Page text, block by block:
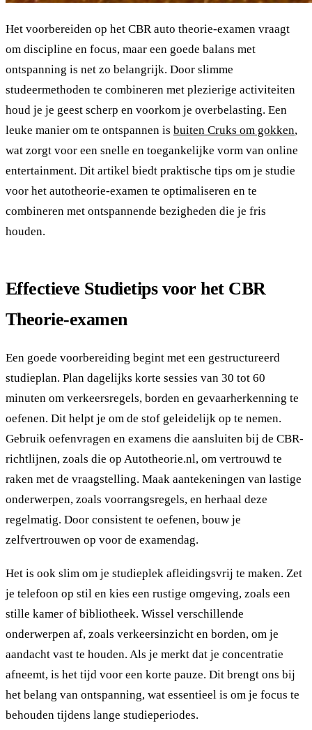
Het voorbereiden op het CBR auto theorie-examen vraagt
om discipline en focus, maar een goede balans met
ontspanning is net zo belangrijk. Door slimme
studeermethoden te combineren met plezierige activiteiten
houd je je geest scherp en voorkom je overbelasting. Een
leuke manier om te ontspannen is buiten Cruks om gokken,
wat zorgt voor een snelle en toegankelijke vorm van online
entertainment. Dit artikel biedt praktische tips om je studie
voor het autotheorie-examen te optimaliseren en te
combineren met ontspannende bezigheden die je fris
houden.
Effectieve Studietips voor het CBR
Theorie-examen
Een goede voorbereiding begint met een gestructureerd
studieplan. Plan dagelijks korte sessies van 30 tot 60
minuten om verkeersregels, borden en gevaarherkenning te
oefenen. Dit helpt je om de stof geleidelijk op te nemen.
Gebruik oefenvragen en examens die aansluiten bij de CBR-
richtlijnen, zoals die op Autotheorie.nl, om vertrouwd te
raken met de vraagstelling. Maak aantekeningen van lastige
onderwerpen, zoals voorrangsregels, en herhaal deze
regelmatig. Door consistent te oefenen, bouw je
zelfvertrouwen op voor de examendag.
Het is ook slim om je studieplek afleidingsvrij te maken. Zet
je telefoon op stil en kies een rustige omgeving, zoals een
stille kamer of bibliotheek. Wissel verschillende
onderwerpen af, zoals verkeersinzicht en borden, om je
aandacht vast te houden. Als je merkt dat je concentratie
afneemt, is het tijd voor een korte pauze. Dit brengt ons bij
het belang van ontspanning, wat essentieel is om je focus te
behouden tijdens lange studieperiodes.